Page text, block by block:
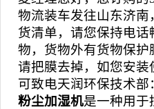
物流装车发往山东济
货清单，请您保持电
物，货物外有货物保
请把膜去掉，如您安装
可致电天润环保技术部
粉尘加湿机是一种用于